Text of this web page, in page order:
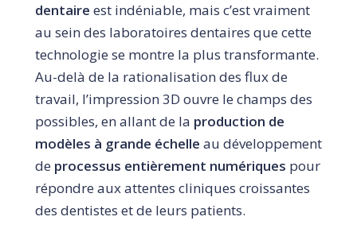
dentaire est indéniable, mais c’est vraiment
au sein des laboratoires dentaires que cette
technologie se montre la plus transformante.
Au-delà de la rationalisation des flux de
travail, l’impression 3D ouvre le champs des
possibles, en allant de la production de
modèles à grande échelle au développement
de processus entièrement numériques pour
répondre aux attentes cliniques croissantes
des dentistes et de leurs patients.